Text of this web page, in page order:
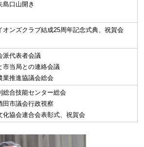
島口山開き
オンズクラブ結成25周年記念式典、祝賀会
派代表者会議
市当局との連絡会議
業推進協議会総会
総合技能センター総会
田市議会行政視察
化協会連合会表彰式、祝賀会